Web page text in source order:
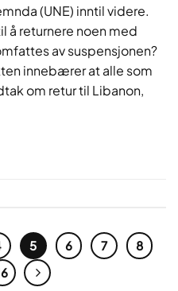
(UNE) inntil videre.
å returnere noen med
av suspensjonen?
innebærer at alle som
om retur til Libanon,
5 6 7
8